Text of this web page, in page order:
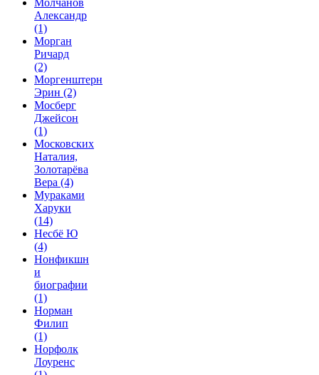
Молчанов
Александр
(1)
Морган
Ричард
(2)
Моргенштерн
Эрин (2)
Мосберг
Джейсон
(1)
Московских
Наталия,
Золотарёва
Вера (4)
Мураками
Харуки
(14)
Несбё Ю
(4)
Нонфикшн
и
биографии
(1)
Норман
Филип
(1)
Норфолк
Лоуренс